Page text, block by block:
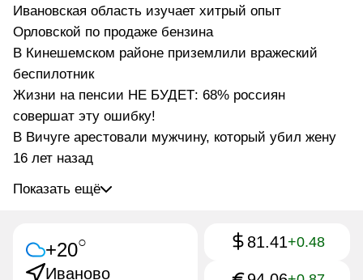
Ивановская область изучает хитрый опыт
Орловской по продаже бензина
В Кинешемском районе приземлили вражеский
беспилотник
Жизни на пенсии НЕ БУДЕТ: 68% россиян
совершат эту ошибку!
В Вичуге арестовали мужчину, который убил жену
16 лет назад
Показать ещё
+20○
Иваново
81.41+0.48